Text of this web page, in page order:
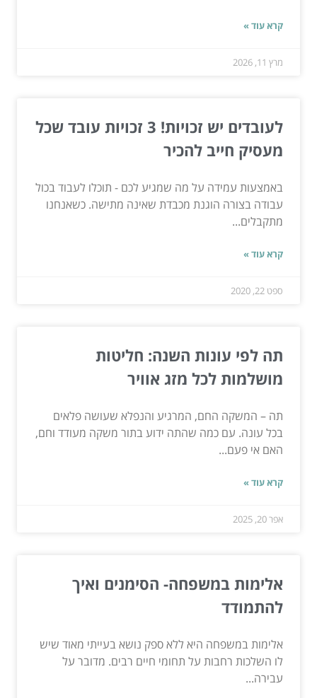
קרא עוד »
מרץ 11, 2026
לעובדים יש זכויות! 3 זכויות עובד שכל
מעסיק חייב להכיר
באמצעות עמידה על מה שמגיע לכם - תוכלו לעבוד בכול
עבודה בצורה הוגנת מכבדת שאינה מתישה. כשאנחנו
מתקבלים...
קרא עוד »
ספט 22, 2020
תה לפי עונות השנה: חליטות
מושלמות לכל מזג אוויר
תה – המשקה החם, המרגיע והנפלא שעושה פלאים
בכל עונה. עם כמה שהתה ידוע בתור משקה מעודד וחם,
האם אי פעם...
קרא עוד »
אפר 20, 2025
אלימות במשפחה- הסימנים ואיך
להתמודד
אלימות במשפחה היא ללא ספק נושא בעייתי מאוד שיש
לו השלכות רחבות על תחומי חיים רבים. מדובר על
עבירה...